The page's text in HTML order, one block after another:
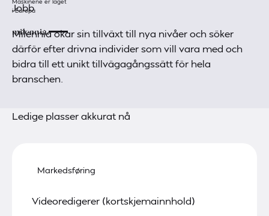
Maskinene er laget
i Europa
Jobb
Milennia ökar sin tillväxt till nya nivåer och söker
därför efter drivna individer som vill vara med och
bidra till ett unikt tillvägagångssätt för hela
branschen.
Ledige plasser akkurat nå
Markedsføring
Videoredigerer (kortskjemainnhold)